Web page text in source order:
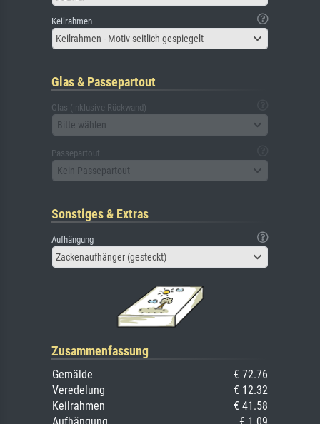
Keilrahmen
Keilrahmen - Motiv seitlich gespiegelt
Glas & Passepartout
Glas (inklusive Rückwand)
Bitte wählen
Passepartout
Kein Passepartout
Sonstiges & Extras
Aufhängung
Zackenaufhänger (gesteckt)
Zusammenfassung
Gemälde
€ 72.76
Veredelung
€ 12.32
Keilrahmen
€ 41.58